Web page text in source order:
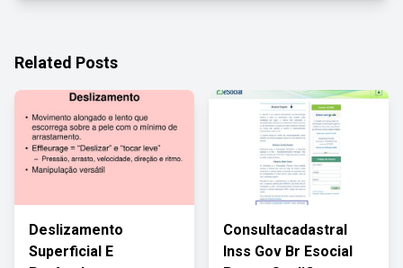
Related Posts
Deslizamento
Superficial E
Consultacadastral
Inss Gov Br Esocial